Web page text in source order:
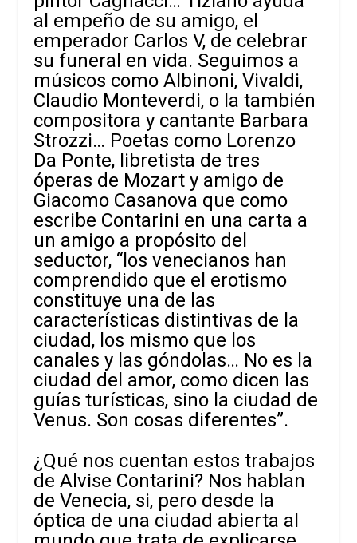
al empeño de su amigo, el
emperador Carlos V, de celebrar
su funeral en vida. Seguimos a
músicos como Albinoni, Vivaldi,
Claudio Monteverdi, o la también
compositora y cantante Barbara
Strozzi… Poetas como Lorenzo
Da Ponte, libretista de tres
óperas de Mozart y amigo de
Giacomo Casanova que como
escribe Contarini en una carta a
un amigo a propósito del
seductor, “los venecianos han
comprendido que el erotismo
constituye una de las
características distintivas de la
ciudad, los mismo que los
canales y las góndolas… No es la
ciudad del amor, como dicen las
guías turísticas, sino la ciudad de
Venus. Son cosas diferentes”.
¿Qué nos cuentan estos trabajos
de Alvise Contarini? Nos hablan
de Venecia, si, pero desde la
óptica de una ciudad abierta al